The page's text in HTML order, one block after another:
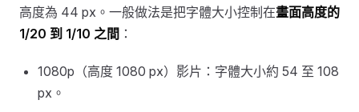
高度為 44 px。一般做法是把字體大小控制在畫面高度的
1/20 到 1/10 之間 ：
1080p（高度 1080 px）影片：字體大小約 54 至 108
px。